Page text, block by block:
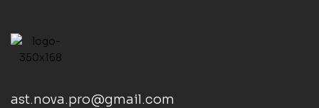
ast.nova.pro@gmail.com